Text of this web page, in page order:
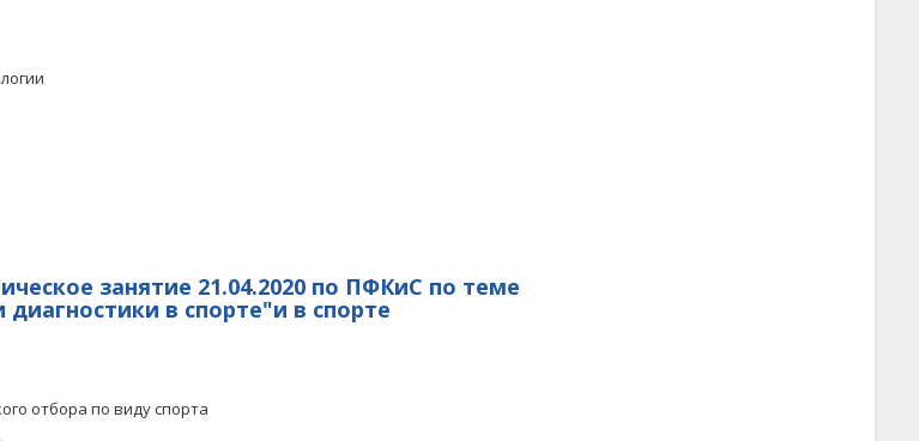
занятие 21.04.2020 по ПФКиС по теме
в спорте"и в спорте
отбора по виду спорта